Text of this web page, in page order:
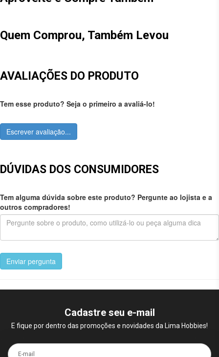
Quem Comprou, Também Levou
AVALIAÇÕES DO PRODUTO
Tem esse produto? Seja o primeiro a avaliá-lo!
Escrever avaliação...
DÚVIDAS DOS CONSUMIDORES
Tem alguma dúvida sobre este produto? Pergunte ao lojista e a
outros compradores!
Enviar pergunta
Cadastre seu e-mail
E fique por dentro das promoções e novidades da Lima Hobbies!
E-mail